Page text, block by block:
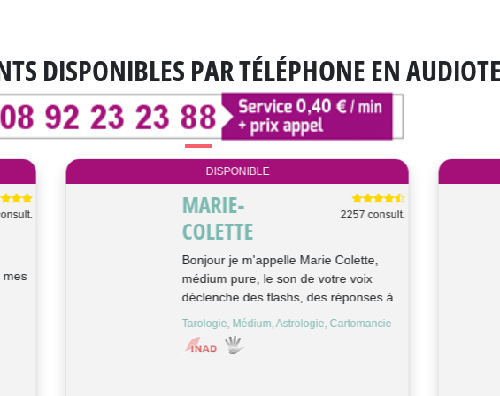
DISPONIBLES PAR TÉLÉPHONE EN
DISPONIBLE
SARAH 2861 consult.
Bonjour, je suis Sarah, médium,
cartomancienne. Mes dons de
clairaudience et clairvoyance viennent
de ma grand-...
Médium, Cartomancie, Clairaudience